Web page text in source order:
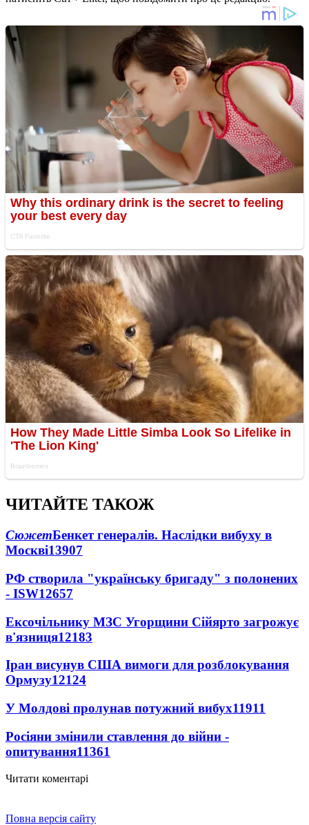
ЧИТАЙТЕ ТАКОЖ
СюжетБенкет генералів. Наслідки вибуху в
Москві13907
РФ створила "українську бригаду" з полонених
- ISW12657
Ексочільнику МЗС Угорщини Сійярто загрожує
в'язниця12183
Іран висунув США вимоги для розблокування
Ормузу12124
У Молдові пролунав потужний вибух11911
Росіяни змінили ставлення до війни -
опитування11361
Читати коментарі
Повна версія сайту